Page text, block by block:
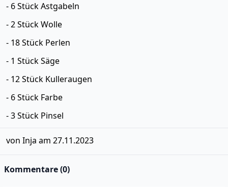
- 6 Stück Astgabeln
- 2 Stück Wolle
- 18 Stück Perlen
- 1 Stück Säge
- 12 Stück Kulleraugen
- 6 Stück Farbe
- 3 Stück Pinsel
von Inja am 27.11.2023
Kommentare (0)